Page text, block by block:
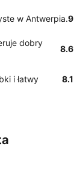
w Antwerpia.9
dobry
8.6
i łatwy 8.1